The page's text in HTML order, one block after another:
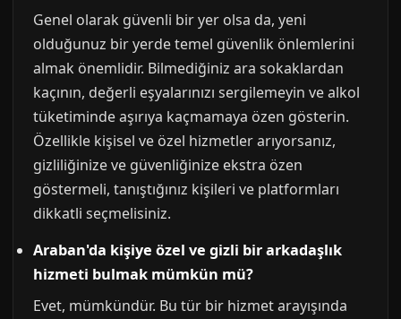
Genel olarak güvenli bir yer olsa da, yeni
olduğunuz bir yerde temel güvenlik önlemlerini
almak önemlidir. Bilmediğiniz ara sokaklardan
kaçının, değerli eşyalarınızı sergilemeyin ve alkol
tüketiminde aşırıya kaçmamaya özen gösterin.
Özellikle kişisel ve özel hizmetler arıyorsanız,
gizliliğinize ve güvenliğinize ekstra özen
göstermeli, tanıştığınız kişileri ve platformları
dikkatli seçmelisiniz.
Araban'da kişiye özel ve gizli bir arkadaşlık
hizmeti bulmak mümkün mü?
Evet, mümkündür. Bu tür bir hizmet arayışında